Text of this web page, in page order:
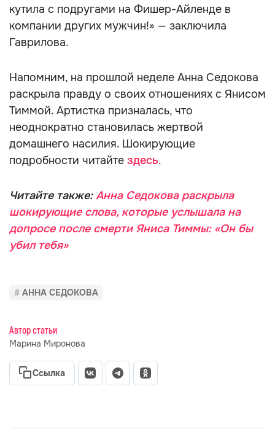
кутила с подругами на Фишер-Айленде в
компании других мужчин!» — заключила
Гаврилова.
Напомним, на прошлой неделе Анна Седокова
раскрыла правду о своих отношениях с Янисом
Тиммой. Артистка призналась, что
неоднократно становилась жертвой
домашнего насилия. Шокирующие
подробности читайте здесь.
Читайте также:Анна Седокова раскрыла
шокирующие слова, которые услышала на
допросе после смерти Яниса Тиммы: «Он бы
убил тебя»
АННА СЕДОКОВА
Автор статьи
Марина Миронова
Ссылка